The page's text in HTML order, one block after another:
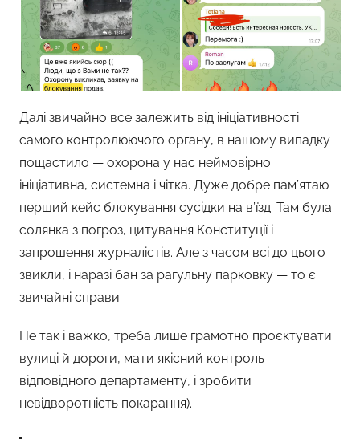
Далі звичайно все залежить від ініціативності
самого контролюючого органу, в нашому випадку
пощастило — охорона у нас неймовірно
ініціативна, системна і чітка. Дуже добре пам’ятаю
перший кейс блокування сусідки на в’їзд. Там була
солянка з погроз, цитування Конституції і
запрошення журналістів. Але з часом всі до цього
звикли, і наразі бан за рагульну парковку — то є
звичайні справи.
Не так і важко, треба лише грамотно проєктувати
вулиці й дороги, мати якісний контроль
відповідного департаменту, і зробити
невідворотність покарання).